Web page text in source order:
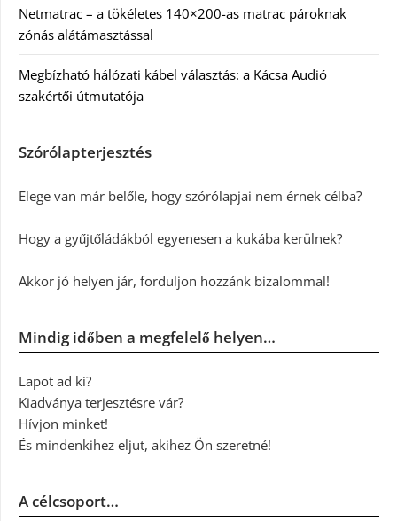
Netmatrac – a tökéletes 140×200-as matrac pároknak
zónás alátámasztással
Megbízható hálózati kábel választás: a Kácsa Audió
szakértői útmutatója
Szórólapterjesztés
Elege van már belőle, hogy szórólapjai nem érnek célba?
Hogy a gyűjtőládákból egyenesen a kukába kerülnek?
Akkor jó helyen jár, forduljon hozzánk bizalommal!
Mindig időben a megfelelő helyen…
Lapot ad ki?
Kiadványa terjesztésre vár?
Hívjon minket!
És mindenkihez eljut, akihez Ön szeretné!
A célcsoport…